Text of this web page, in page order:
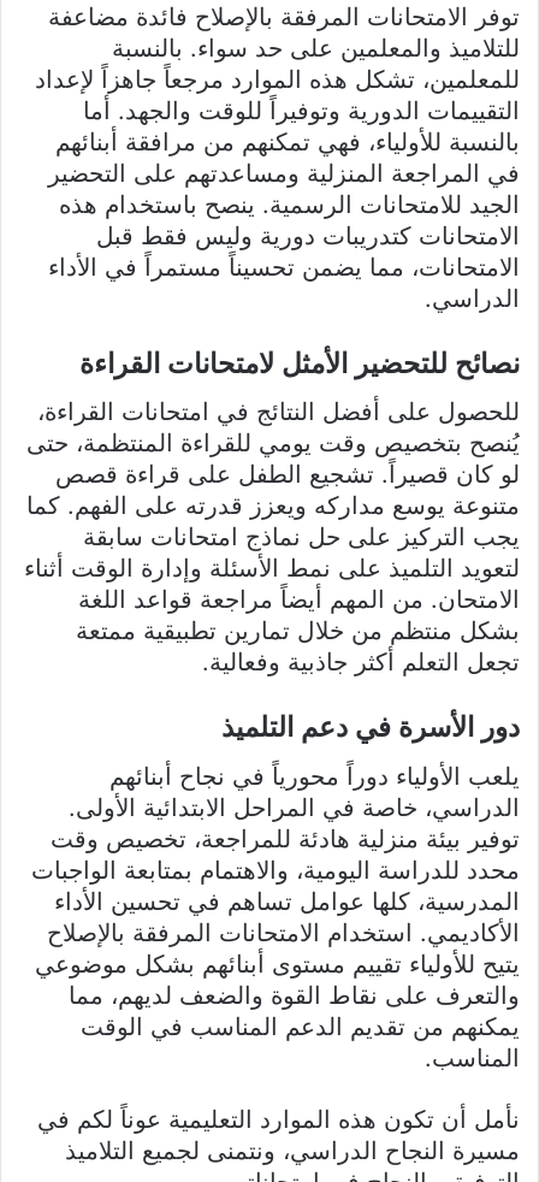
توفر الامتحانات المرفقة بالإصلاح فائدة مضاعفة
للتلاميذ والمعلمين على حد سواء. بالنسبة
للمعلمين، تشكل هذه الموارد مرجعاً جاهزاً لإعداد
التقييمات الدورية وتوفيراً للوقت والجهد. أما
بالنسبة للأولياء، فهي تمكنهم من مرافقة أبنائهم
في المراجعة المنزلية ومساعدتهم على التحضير
الجيد للامتحانات الرسمية. ينصح باستخدام هذه
الامتحانات كتدريبات دورية وليس فقط قبل
الامتحانات، مما يضمن تحسيناً مستمراً في الأداء
الدراسي.
نصائح للتحضير الأمثل لامتحانات القراءة
للحصول على أفضل النتائج في امتحانات القراءة،
يُنصح بتخصيص وقت يومي للقراءة المنتظمة، حتى
لو كان قصيراً. تشجيع الطفل على قراءة قصص
متنوعة يوسع مداركه ويعزز قدرته على الفهم. كما
يجب التركيز على حل نماذج امتحانات سابقة
لتعويد التلميذ على نمط الأسئلة وإدارة الوقت أثناء
الامتحان. من المهم أيضاً مراجعة قواعد اللغة
بشكل منتظم من خلال تمارين تطبيقية ممتعة
تجعل التعلم أكثر جاذبية وفعالية.
دور الأسرة في دعم التلميذ
يلعب الأولياء دوراً محورياً في نجاح أبنائهم
الدراسي، خاصة في المراحل الابتدائية الأولى.
توفير بيئة منزلية هادئة للمراجعة، تخصيص وقت
محدد للدراسة اليومية، والاهتمام بمتابعة الواجبات
المدرسية، كلها عوامل تساهم في تحسين الأداء
الأكاديمي. استخدام الامتحانات المرفقة بالإصلاح
يتيح للأولياء تقييم مستوى أبنائهم بشكل موضوعي
والتعرف على نقاط القوة والضعف لديهم، مما
يمكنهم من تقديم الدعم المناسب في الوقت
المناسب.
نأمل أن تكون هذه الموارد التعليمية عوناً لكم في
مسيرة النجاح الدراسي، ونتمنى لجميع التلاميذ